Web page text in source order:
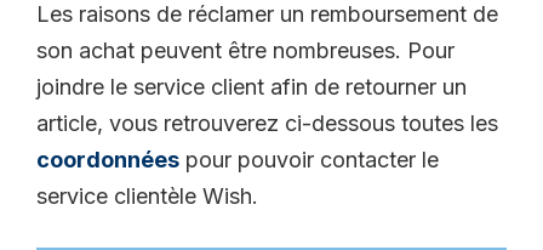
Les raisons de réclamer un remboursement de
son achat peuvent être nombreuses. Pour
joindre le service client afin de retourner un
article, vous retrouverez ci-dessous toutes les
coordonnées pour pouvoir contacter le
service clientèle Wish.